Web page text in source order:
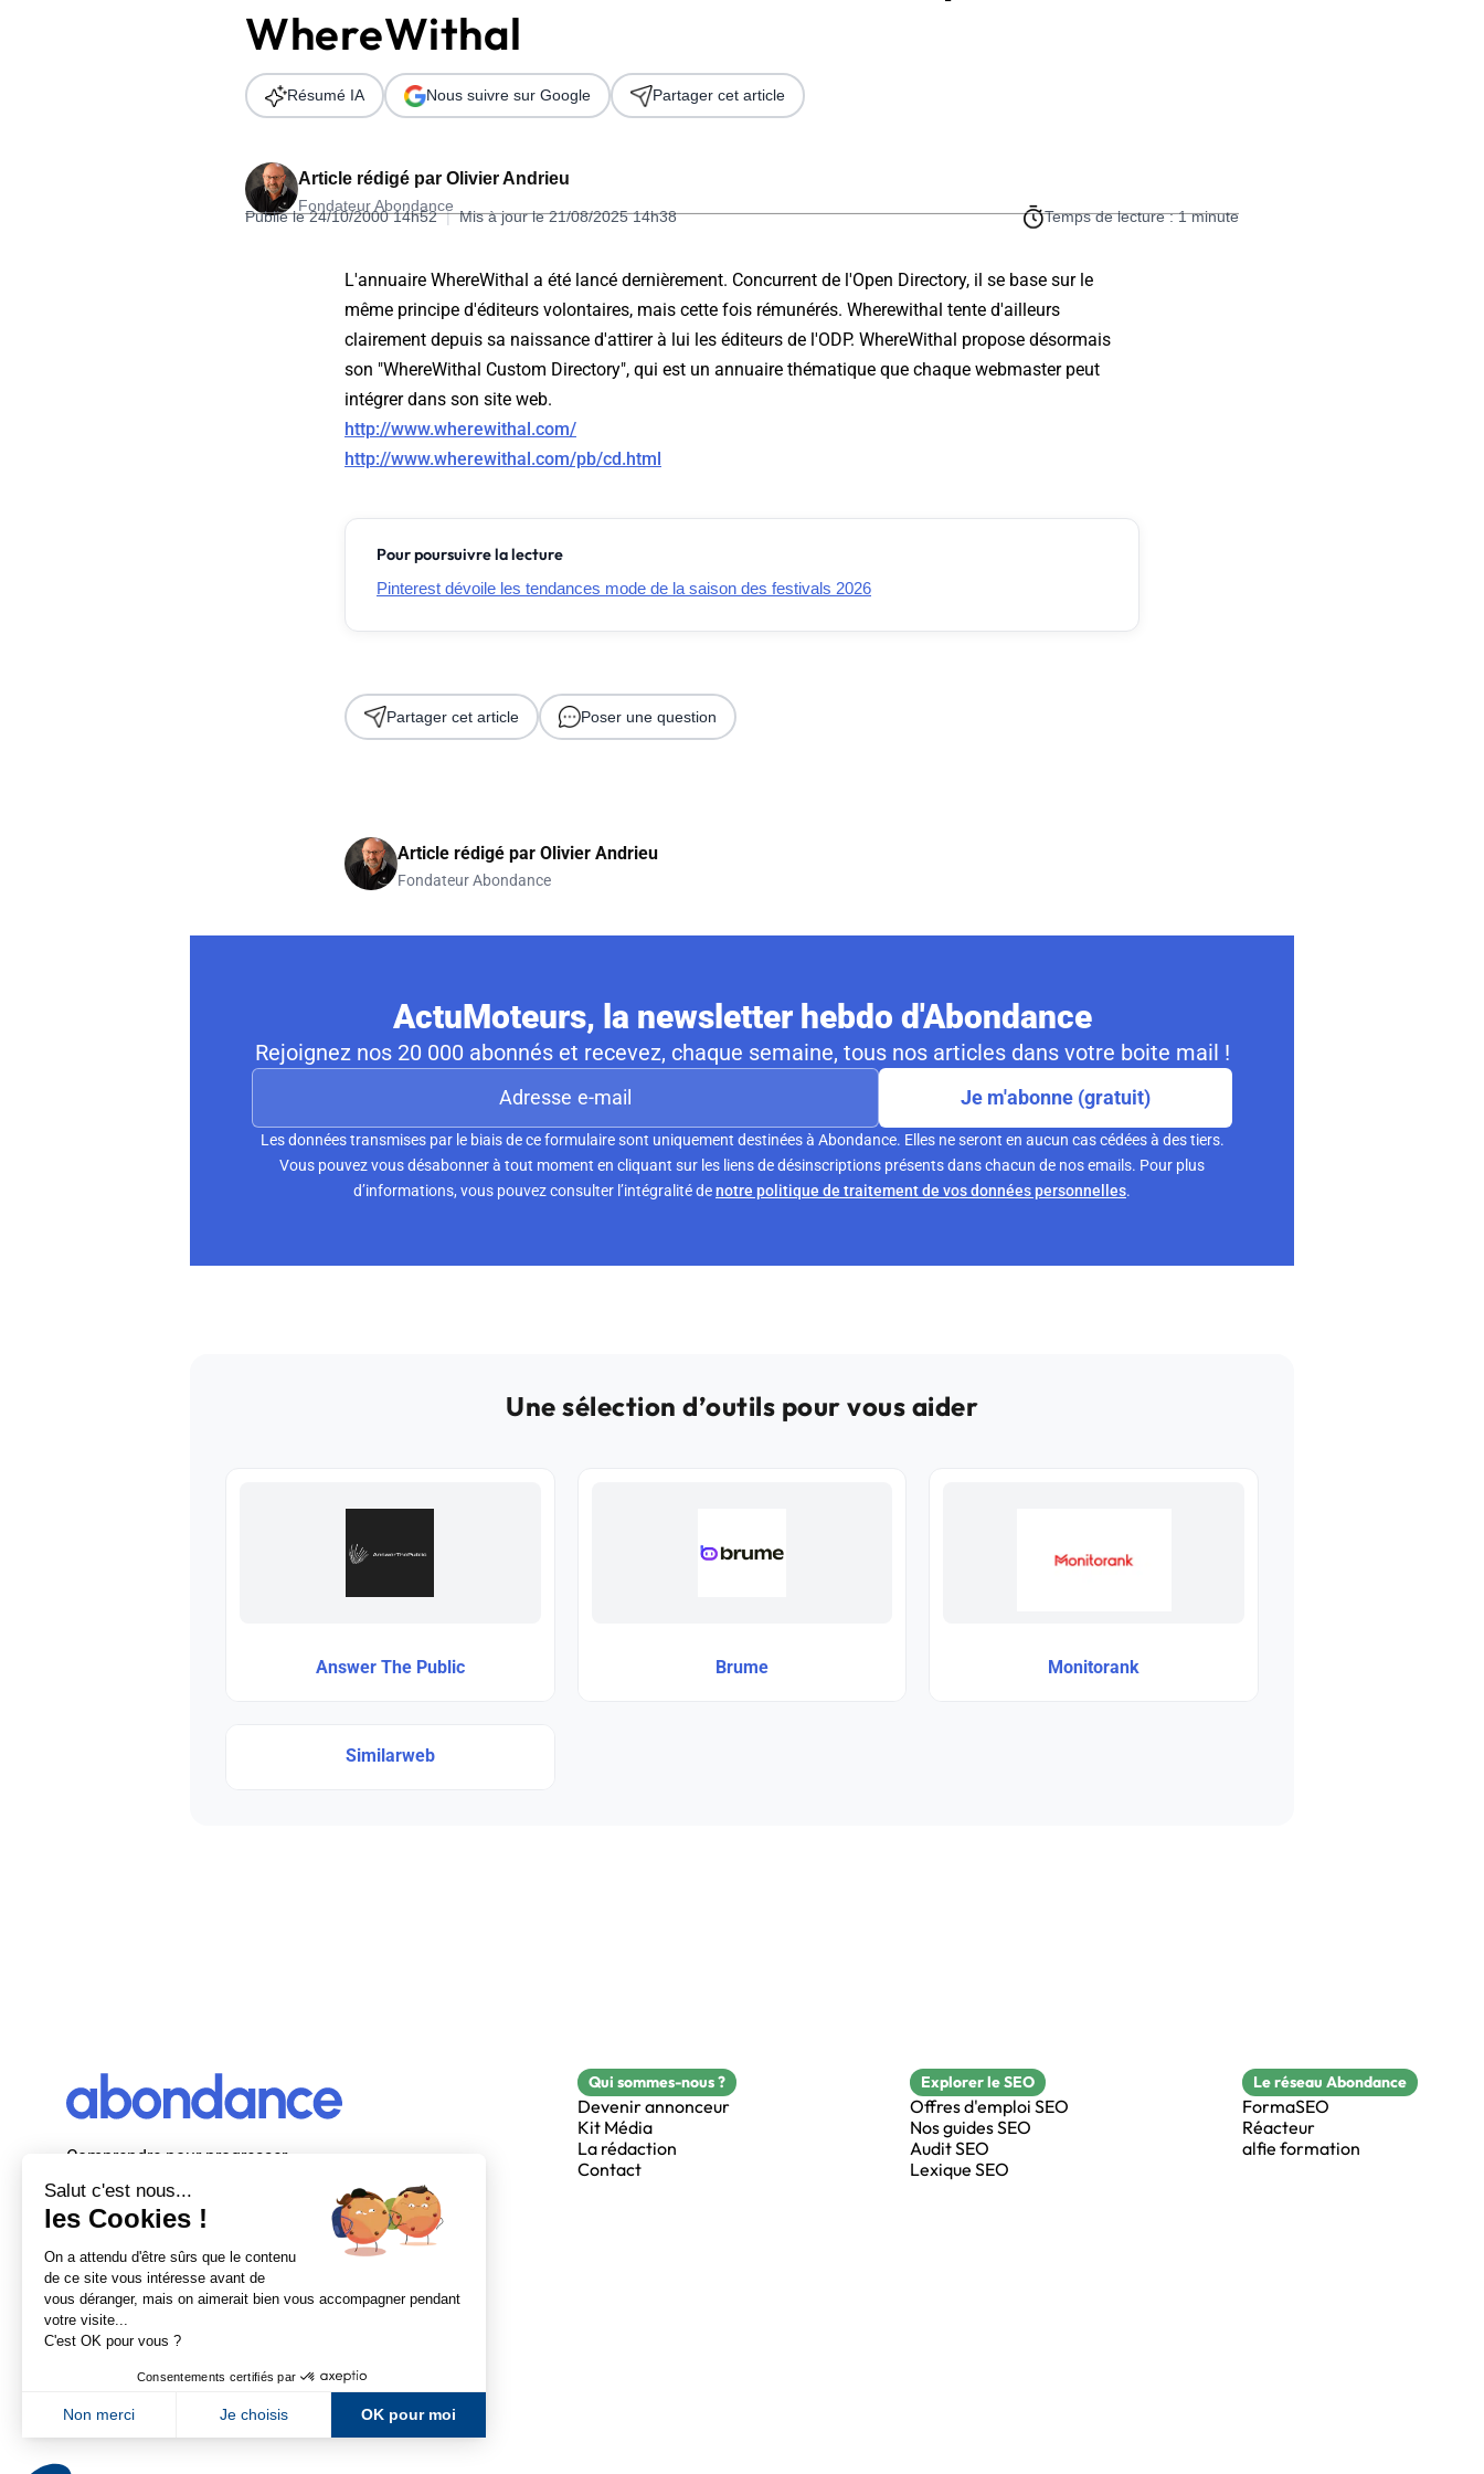
Télécharger l'Ebook
Formation SEO & GEO - Edition 2026
244.30€ HT au lieu de 349€ pendant 1 mois !
WhereWithal
Article rédigé par Olivier Andrieu
Fondateur Abondance
Publié le 24/10/2000 14h52 | Mis à jour le 21/08/2025 14h38 Temps de lecture : 1 minute
Résumé IA Nous suivre sur Google Partager cet article
L'annuaire WhereWithal a été lancé dernièrement. Concurrent de l'Open Directory, il se base sur le
même principe d'éditeurs volontaires, mais cette fois rémunérés. Wherewithal tente d'ailleurs
clairement depuis sa naissance d'attirer à lui les éditeurs de l'ODP. WhereWithal propose désormais
son "WhereWithal Custom Directory", qui est un annuaire thématique que chaque webmaster peut
intégrer dans son site web.
http://www.wherewithal.com/
http://www.wherewithal.com/pb/cd.html
Pour poursuivre la lecture
Pinterest dévoile les tendances mode de la saison des festivals 2026
Partager cet article Poser une question
Article rédigé par Olivier Andrieu
Fondateur Abondance
ActuMoteurs, la newsletter hebdo d'Abondance
Rejoignez nos 20 000 abonnés et recevez, chaque semaine, tous nos articles dans votre boite mail !
Je m'abonne (gratuit)
Les données transmises par le biais de ce formulaire sont uniquement destinées à Abondance. Elles ne seront en aucun cas cédées à des tiers.
Vous pouvez vous désabonner à tout moment en cliquant sur les liens de désinscriptions présents dans chacun de nos emails. Pour plus
d’informations, vous pouvez consulter l’intégralité denotre politique de traitement de vos données personnelles.
Une sélection d’outils pour vous aider
Answer The Public Brume Monitorank
Similarweb
Comprendre pour progresser
Abondance, le premier média d’actualité
autour du SEO et des moteurs de recherche
en France.
Qui sommes-nous ?
Devenir annonceur
Kit Média
La rédaction
Contact
Explorer le SEO
Offres d'emploi SEO
Nos guides SEO
Audit SEO
Lexique SEO
Le réseau Abondance
FormaSEO
Réacteur
alfie formation